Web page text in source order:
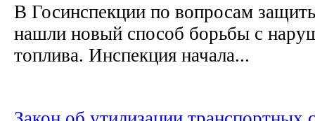
В Госинспекции по вопросам
нашли новый способ борьбы с
топлива. Инспекция начала...